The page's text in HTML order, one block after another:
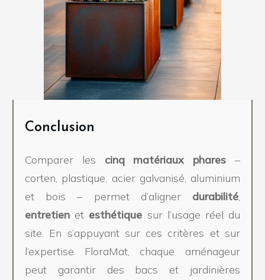
Conclusion
Comparer les cinq matériaux phares –
corten, plastique, acier galvanisé, aluminium
et bois – permet d’aligner durabilité,
entretien et esthétique sur l’usage réel du
site. En s’appuyant sur ces critères et sur
l’expertise FloraMat, chaque aménageur
peut garantir des bacs et jardinières